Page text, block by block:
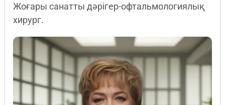
Жоғары санатты дәрігер-офтальмологиялық
хирург.